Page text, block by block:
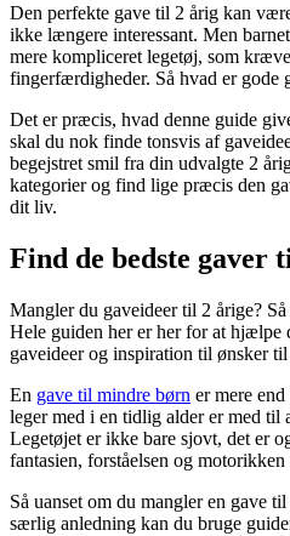
Den perfekte gave til 2 årig kan
ikke længere interessant. Men
mere kompliceret legetøj, som
fingerfærdigheder. Så hvad er gode
Det er præcis, hvad denne guide
skal du nok finde tonsvis af
begejstret smil fra din udvalgte 2
kategorier og find lige præcis den
dit liv.
Find de bedste gaver
Mangler du gaveideer til 2 årige?
Hele guiden her er her for at hjælpe
gaveideer og inspiration til ønsker
En gave til mindre børn er mere
leger med i en tidlig alder er med til
Legetøjet er ikke bare sjovt, det er
fantasien, forståelsen og
Så uanset om du mangler en gave
særlig anledning kan du bruge